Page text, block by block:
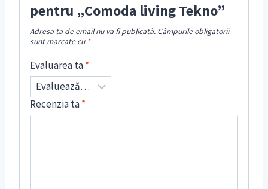
pentru „Comoda living Tekno”
Adresa ta de email nu va fi publicată. Câmpurile obligatorii
sunt marcate cu *
Evaluarea ta*
Recenzia ta*